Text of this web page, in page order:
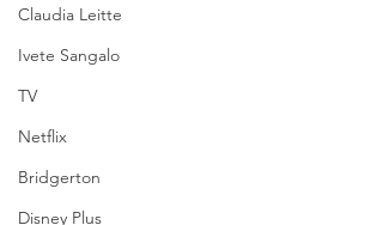
Claudia Leitte
Ivete Sangalo
TV
Netflix
Bridgerton
Disney Plus